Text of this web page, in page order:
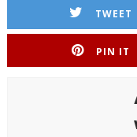
TWEET
PIN IT